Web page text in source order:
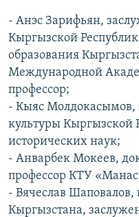
- Анэс Зарифьян,
Кыргызской
образования
Международной
профессор;
- Кыяс Молдокасымов,
культуры Кыргызской
исторических наук;
- Анварбек Мокеев,
профессор КТУ
- Вячеслав
Кыргызстана,